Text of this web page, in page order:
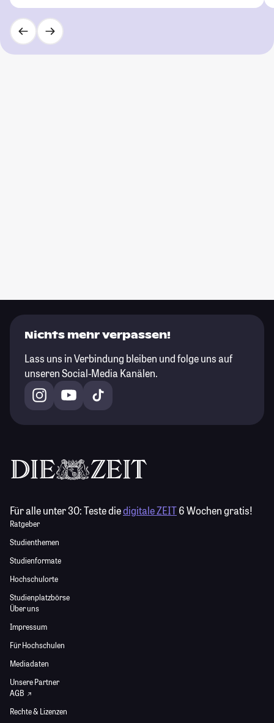
Nichts mehr verpassen!
Lass uns in Verbindung bleiben und folge uns auf
unseren Social-Media Kanälen.
Für alle unter 30:Teste diedigitale ZEIT6 Wochen gratis!
Ratgeber
Studienthemen
Studienformate
Hochschulorte
Studienplatzbörse
Über uns
Impressum
Für Hochschulen
Mediadaten
Unsere Partner
AGB
Rechte & Lizenzen